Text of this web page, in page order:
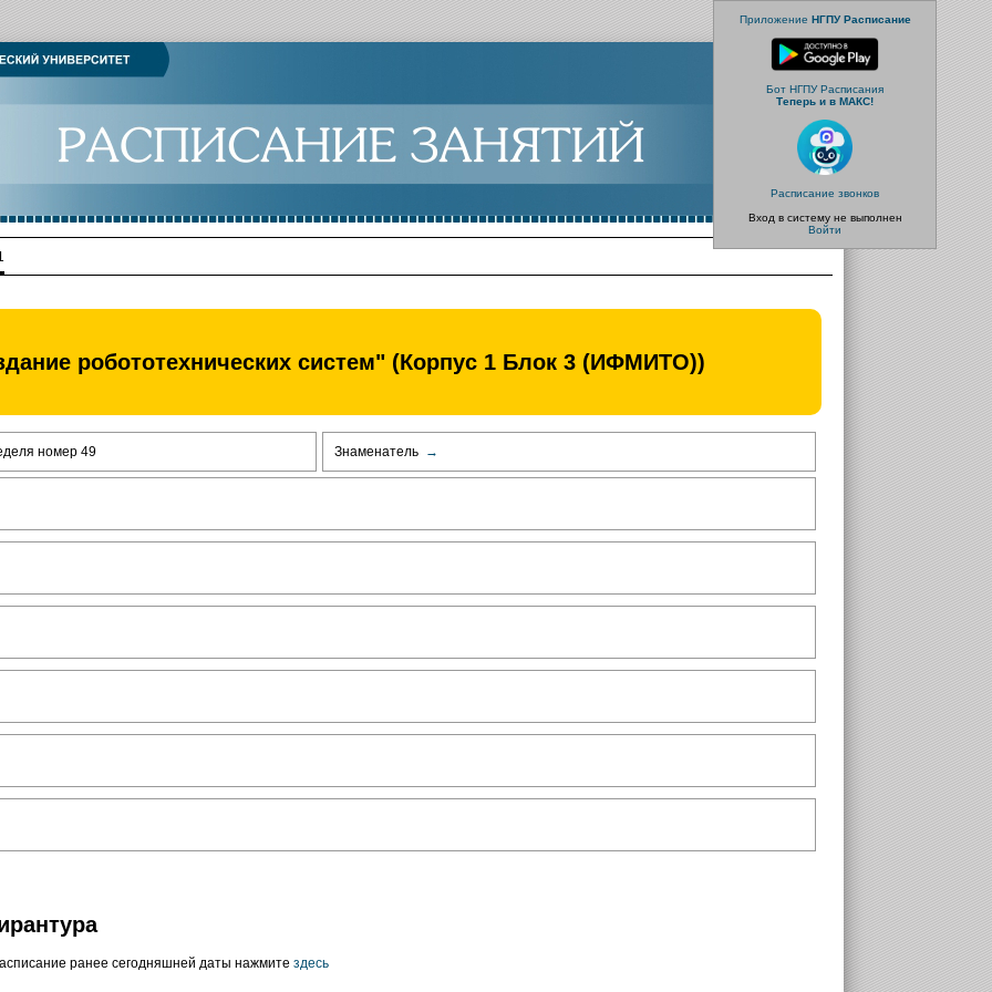
Приложение НГПУ Расписание
Бот НГПУ Расписания
Теперь и в МАКС!
Расписание звонков
Вход в систему не выполнен
Войти
робототехнических систем" (Корпус 1 Блок 3 (ИФМИТО))
номер 49 Знаменатель →
ранее сегодняшней даты нажмите здесь